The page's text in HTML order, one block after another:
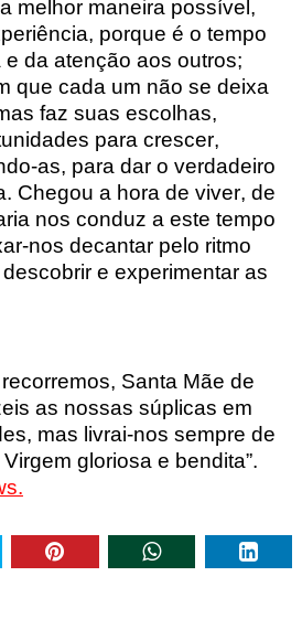
melhor maneira possível,
porque é o tempo
da atenção aos outros;
que cada um não se deixa
faz suas escolhas,
para crescer,
as, para dar o verdadeiro
Chegou a hora de viver, de
nos conduz a este tempo
nos decantar pelo ritmo
descobrir e experimentar as
Santa Mãe de
as nossas súplicas em
mas livrai-nos sempre de
Virgem gloriosa e bendita”.